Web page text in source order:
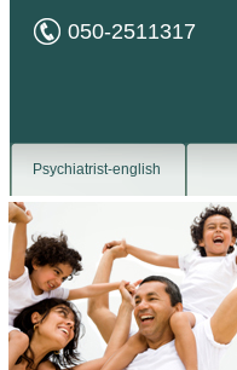
050-2511317
Psychiatrist-english